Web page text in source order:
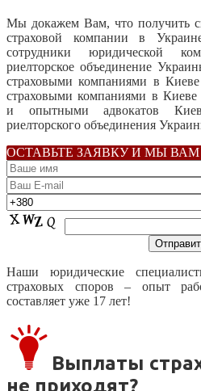
Мы докажем Вам, что получить
страховой компании в
сотрудники юридической
риелторское объединение
страховыми компаниями в
страховыми компаниями в
и опытными адвокатов
риелторского объединения
ОСТАВЬТЕ ЗАЯВКУ И МЫ
Наши юридические
страховых споров – опыт
составляет уже 17 лет!
Выплаты
не приходят?